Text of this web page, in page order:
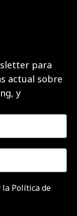
para
actual sobre
y
la Política de